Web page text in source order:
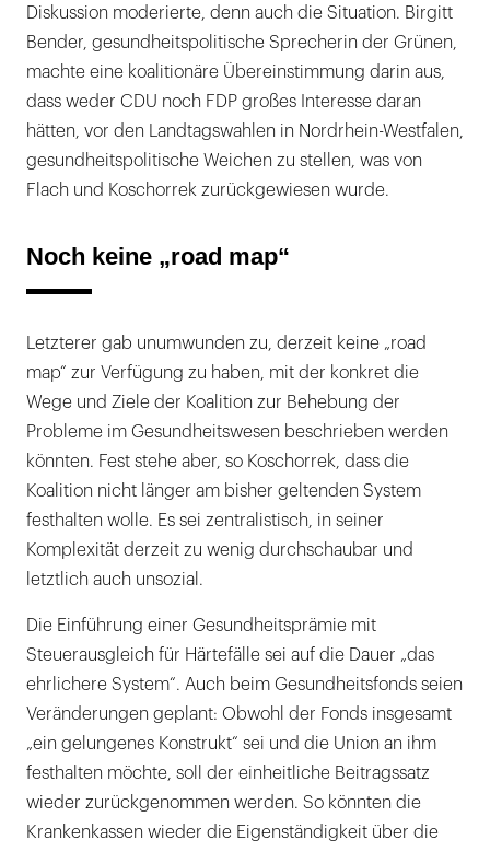
Diskussion moderierte, denn auch die Situation. Birgitt
Bender, gesundheitspolitische Sprecherin der Grünen,
machte eine koalitionäre Übereinstimmung darin aus,
dass weder CDU noch FDP großes Interesse daran
hätten, vor den Landtagswahlen in Nordrhein-Westfalen,
gesundheitspolitische Weichen zu stellen, was von
Flach und Koschorrek zurückgewiesen wurde.
Noch keine „road map“
Letzterer gab unumwunden zu, derzeit keine „road
map“ zur Verfügung zu haben, mit der konkret die
Wege und Ziele der Koalition zur Behebung der
Probleme im Gesundheitswesen beschrieben werden
könnten. Fest stehe aber, so Koschorrek, dass die
Koalition nicht länger am bisher geltenden System
festhalten wolle. Es sei zentralistisch, in seiner
Komplexität derzeit zu wenig durchschaubar und
letztlich auch unsozial.
Die Einführung einer Gesundheitsprämie mit
Steuerausgleich für Härtefälle sei auf die Dauer „das
ehrlichere System“. Auch beim Gesundheitsfonds seien
Veränderungen geplant: Obwohl der Fonds insgesamt
„ein gelungenes Konstrukt“ sei und die Union an ihm
festhalten möchte, soll der einheitliche Beitragssatz
wieder zurückgenommen werden. So könnten die
Krankenkassen wieder die Eigenständigkeit über die